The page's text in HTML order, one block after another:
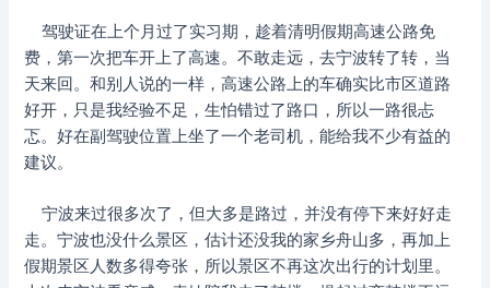
驾驶证在上个月过了实习期，趁着清明假期高速公路免
费，第一次把车开上了高速。不敢走远，去宁波转了转，当
天来回。和别人说的一样，高速公路上的车确实比市区道路
好开，只是我经验不足，生怕错过了路口，所以一路很忐
忑。好在副驾驶位置上坐了一个老司机，能给我不少有益的
建议。
宁波来过很多次了，但大多是路过，并没有停下来好好走
走。宁波也没什么景区，估计还没我的家乡舟山多，再加上
假期景区人数多得夸张，所以景区不再这次出行的计划里。